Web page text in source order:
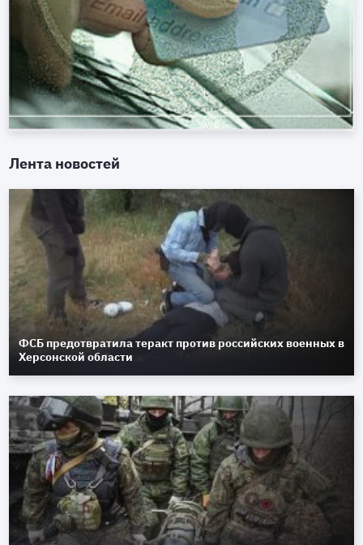
Лента новостей
ФСБ предотвратила теракт против российских военных в
Херсонской области